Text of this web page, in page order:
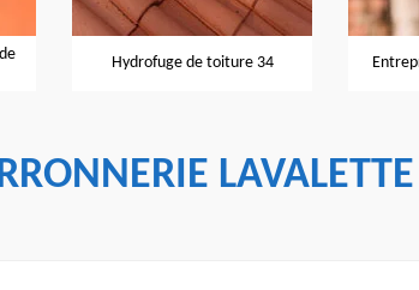
Hydrofuge de toiture 34